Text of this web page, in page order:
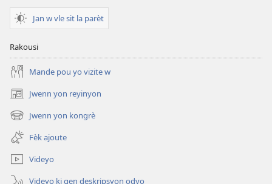
Jan w vle sit la parèt
Rakousi
Mande pou yo vizite w
Jwenn yon reyinyon
(opens
new
window)
Jwenn yon kongrè
(opens
new
window)
Fèk ajoute
Videyo
Videyo ki gen deskripsyon odyo